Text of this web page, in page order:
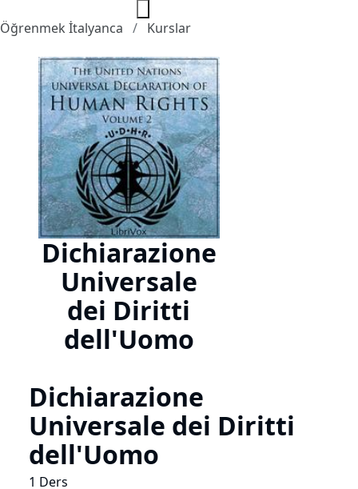
Öğrenmek İtalyanca Kurslar
Dichiarazione
Universale
dei Diritti
dell'Uomo
Dichiarazione
Universale dei Diritti
dell'Uomo
1 Ders